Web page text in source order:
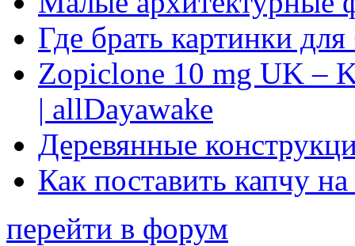
Где брать картинки
Zopiclone 10 mg UK –
| allDayawake
Деревянные
Как поставить капчу
перейти в форум